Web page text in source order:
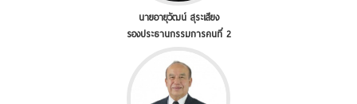
นายอายุวัฒน์ สุระเสียง
รองประธานกรรมการคนที่ 2